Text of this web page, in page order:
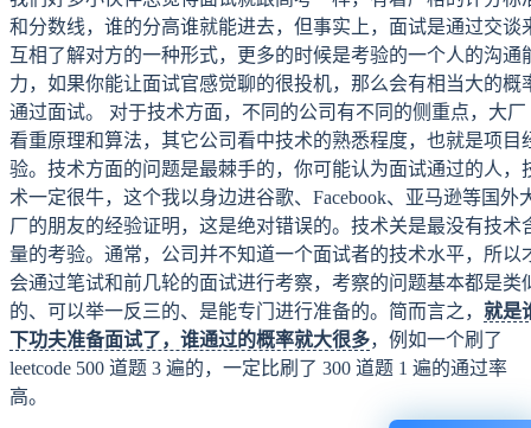
和分数线，谁的分高谁就能进去，但事实上，面试是通过交谈
互相了解对方的一种形式，更多的时候是考验的一个人的沟通
力，如果你能让面试官感觉聊的很投机，那么会有相当大的概
通过面试。 对于技术方面，不同的公司有不同的侧重点，大厂
看重原理和算法，其它公司看中技术的熟悉程度，也就是项目
验。技术方面的问题是最棘手的，你可能认为面试通过的人，
术一定很牛，这个我以身边进谷歌、Facebook、亚马逊等国外
厂的朋友的经验证明，这是绝对错误的。技术关是最没有技术
量的考验。通常，公司并不知道一个面试者的技术水平，所以
会通过笔试和前几轮的面试进行考察，考察的问题基本都是类
的、可以举一反三的、是能专门进行准备的。简而言之， 就是
下功夫准备面试了，谁通过的概率就大很多，例如一个刷了
leetcode 500 道题 3 遍的，一定比刷了 300 道题 1 遍的通过率
高。